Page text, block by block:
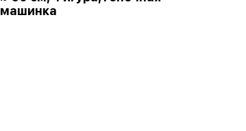
машинка